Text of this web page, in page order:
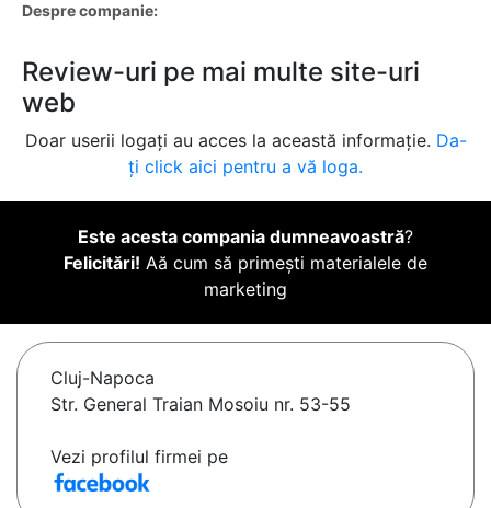
Despre companie:
Review-uri pe mai multe site-uri
web
Doar userii logați au acces la această informație. Da-
ți click aici pentru a vă loga.
Este acesta compania dumneavoastră?
Felicitări! Aă cum să primești materialele de
marketing
Cluj-Napoca
Str. General Traian Mosoiu nr. 53-55
Vezi profilul firmei pe